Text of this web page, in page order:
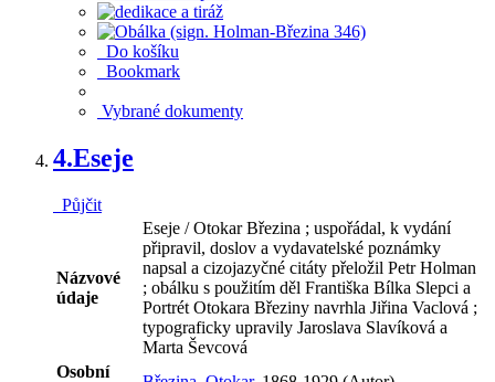
Do košíku
Bookmark
Vybrané dokumenty
4.Eseje
Půjčit
Názvové
údaje
Eseje / Otokar Březina ; uspořádal, k vydání
připravil, doslov a vydavatelské poznámky
napsal a cizojazyčné citáty přeložil Petr Holman
; obálku s použitím děl Františka Bílka Slepci a
Portrét Otokara Březiny navrhla Jiřina Vaclová ;
typograficky upravily Jaroslava Slavíková a
Marta Ševcová
Osobní